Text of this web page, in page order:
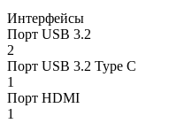
Интерфейсы
Порт USB 3.2
2
Порт USB 3.2 Type C
1
Порт HDMI
1